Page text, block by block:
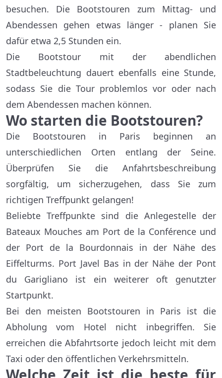
besuchen. Die Bootstouren zum Mittag- und
Abendessen gehen etwas länger - planen Sie
dafür etwa 2,5 Stunden ein.
Die Bootstour mit der abendlichen
Stadtbeleuchtung dauert ebenfalls eine Stunde,
sodass Sie die Tour problemlos vor oder nach
dem Abendessen machen können.
Wo starten die Bootstouren?
Die Bootstouren in Paris beginnen an
unterschiedlichen Orten entlang der Seine.
Überprüfen Sie die Anfahrtsbeschreibung
sorgfältig, um sicherzugehen, dass Sie zum
richtigen Treffpunkt gelangen!
Beliebte Treffpunkte sind die Anlegestelle der
Bateaux Mouches am Port de la Conférence und
der Port de la Bourdonnais in der Nähe des
Eiffelturms. Port Javel Bas in der Nähe der Pont
du Garigliano ist ein weiterer oft genutzter
Startpunkt.
Bei den meisten Bootstouren in Paris ist die
Abholung vom Hotel nicht inbegriffen. Sie
erreichen die Abfahrtsorte jedoch leicht mit dem
Taxi oder den öffentlichen Verkehrsmitteln.